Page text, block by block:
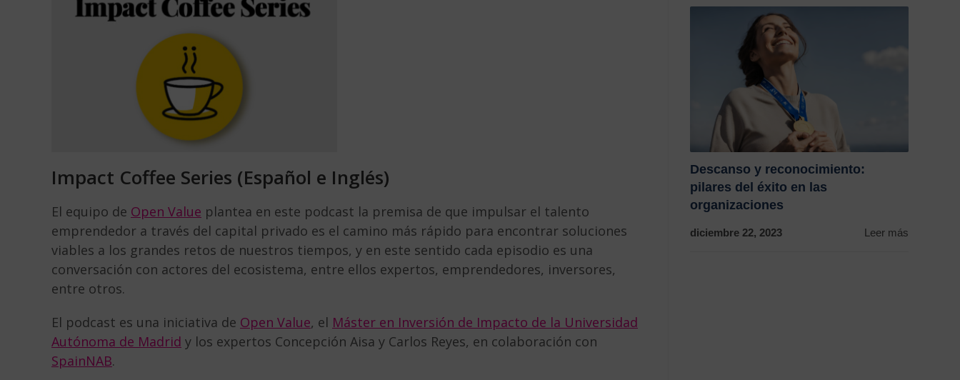
Impact Coffee Series (Español e Inglés)
El equipo de Open Value plantea en este podcast la premisa de que impulsar el talento
emprendedor a través del capital privado es el camino más rápido para encontrar soluciones
viables a los grandes retos de nuestros tiempos, y en este sentido cada episodio es una
conversación con actores del ecosistema, entre ellos expertos, emprendedores, inversores,
entre otros.
El podcast es una iniciativa de Open Value, el Máster en Inversión de Impacto de la Universidad
Autónoma de Madrid y los expertos Concepción Aisa y Carlos Reyes, en colaboración con
SpainNAB.
Descanso y reconocimiento:
pilares del éxito en las
organizaciones
diciembre 22, 2023 Leer más